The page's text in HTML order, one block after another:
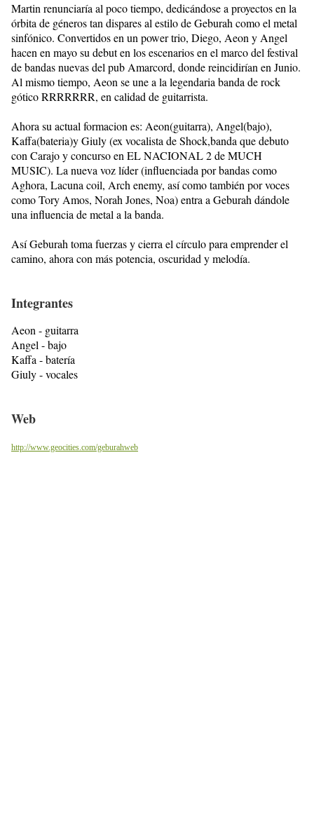
Martin renunciaría al poco tiempo, dedicándose a proyectos en la
órbita de géneros tan dispares al estilo de Geburah como el metal
sinfónico. Convertidos en un power trio, Diego, Aeon y Angel
hacen en mayo su debut en los escenarios en el marco del festival
de bandas nuevas del pub Amarcord, donde reincidirían en Junio.
Al mismo tiempo, Aeon se une a la legendaria banda de rock
gótico RRRRRRR, en calidad de guitarrista.
Ahora su actual formacion es: Aeon(guitarra), Angel(bajo),
Kaffa(bateria)y Giuly (ex vocalista de Shock,banda que debuto
con Carajo y concurso en EL NACIONAL 2 de MUCH
MUSIC). La nueva voz líder (influenciada por bandas como
Aghora, Lacuna coil, Arch enemy, así como también por voces
como Tory Amos, Norah Jones, Noa) entra a Geburah dándole
una influencia de metal a la banda.
Así Geburah toma fuerzas y cierra el círculo para emprender el
camino, ahora con más potencia, oscuridad y melodía.
Integrantes
Aeon - guitarra
Angel - bajo
Kaffa - batería
Giuly - vocales
Web
http://www.geocities.com/geburahweb